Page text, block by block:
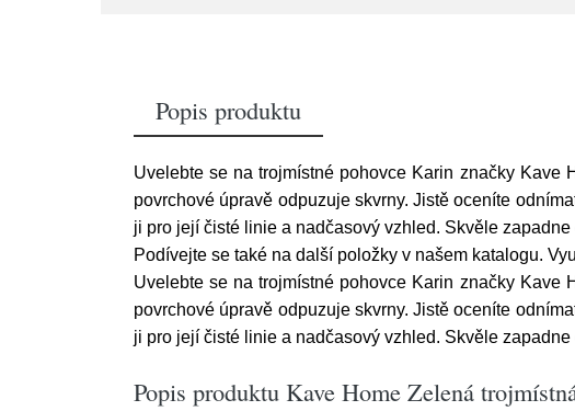
Popis produktu
Uvelebte se na trojmístné pohovce Karin značky
povrchové úpravě odpuzuje skvrny. Jistě oceníte
ji pro její čisté linie a nadčasový vzhled. Skvěle
Podívejte se také na další položky v našem katalogu.
Uvelebte se na trojmístné pohovce Karin značky
povrchové úpravě odpuzuje skvrny. Jistě oceníte
ji pro její čisté linie a nadčasový vzhled. Skvěle
Popis produktu Kave Home Zelená